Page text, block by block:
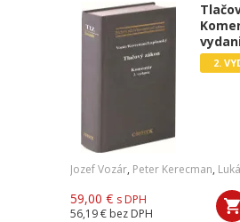
2.
Jozef Vozár, Peter Kerecman,
59,00 € s DPH
56,19 € bez DPH